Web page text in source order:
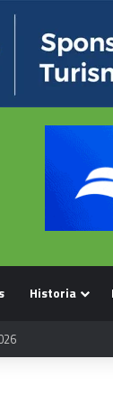
Historia